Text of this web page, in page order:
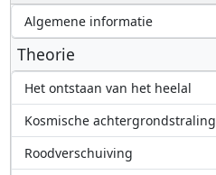
Algemene informatie
Theorie
Het ontstaan van het heelal
Kosmische achtergrondstraling
Roodverschuiving